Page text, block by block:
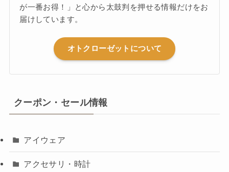
が一番お得！」と心から太鼓判を押せる情報だけをお
届けしています。
オトクローゼットについて
クーポン・セール情報
アイウェア
アクセサリ・時計